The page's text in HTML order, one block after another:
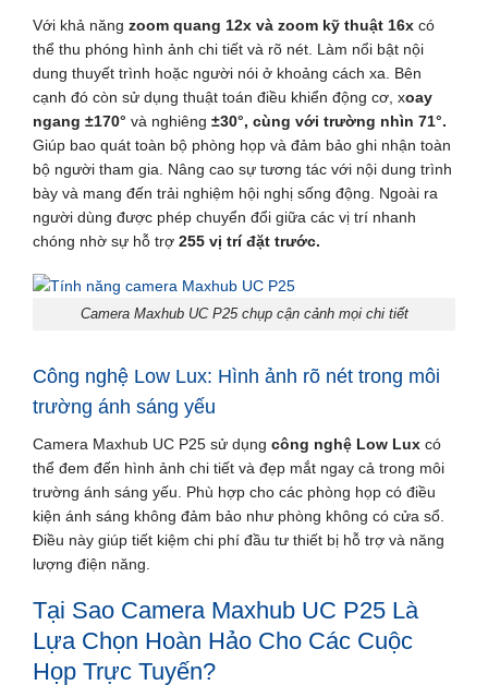
Với khả năng zoom quang 12x và zoom kỹ thuật 16x có
thể thu phóng hình ảnh chi tiết và rõ nét. Làm nổi bật nội
dung thuyết trình hoặc người nói ở khoảng cách xa. Bên
cạnh đó còn sử dụng thuật toán điều khiển động cơ, xoay
ngang ±170° và nghiêng ±30°, cùng với trường nhìn 71°.
Giúp bao quát toàn bộ phòng họp và đảm bảo ghi nhận toàn
bộ người tham gia. Nâng cao sự tương tác với nội dung trình
bày và mang đến trải nghiệm hội nghị sống động. Ngoài ra
người dùng được phép chuyển đổi giữa các vị trí nhanh
chóng nhờ sự hỗ trợ 255 vị trí đặt trước.
Camera Maxhub UC P25 chụp cận cảnh mọi chi tiết
Công nghệ Low Lux: Hình ảnh rõ nét trong môi
trường ánh sáng yếu
Camera Maxhub UC P25 sử dụng công nghệ Low Lux có
thể đem đến hình ảnh chi tiết và đẹp mắt ngay cả trong môi
trường ánh sáng yếu. Phù hợp cho các phòng họp có điều
kiện ánh sáng không đảm bảo như phòng không có cửa sổ.
Điều này giúp tiết kiệm chi phí đầu tư thiết bị hỗ trợ và năng
lượng điện năng.
Tại Sao Camera Maxhub UC P25 Là
Lựa Chọn Hoàn Hảo Cho Các Cuộc
Họp Trực Tuyến?